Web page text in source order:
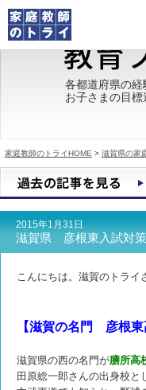
トライの教育理念
成績が上がる理由
都道府県別情報
合格体験談
キャンペーン情報
各都道府県の
お子さまの目
家庭教師のトライHOME > 滋賀県の家
2015年1月31日
滋賀県 彦根東入試対策
こんにちは。滋賀のトライ
【滋賀の名門 彦根東
滋賀県の西の名門が膳所高
田原総一郎さんの出身校と